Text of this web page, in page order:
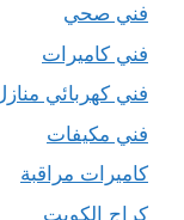
فني صحي
فني كاميرات
فني كهربائي
فني مكيفات
كاميرات مراقبة
كراج الكويت